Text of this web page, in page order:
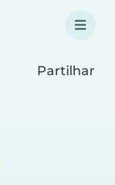
Partilhar